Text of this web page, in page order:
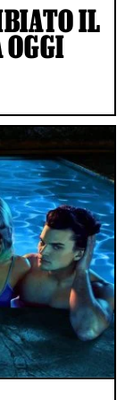
IL